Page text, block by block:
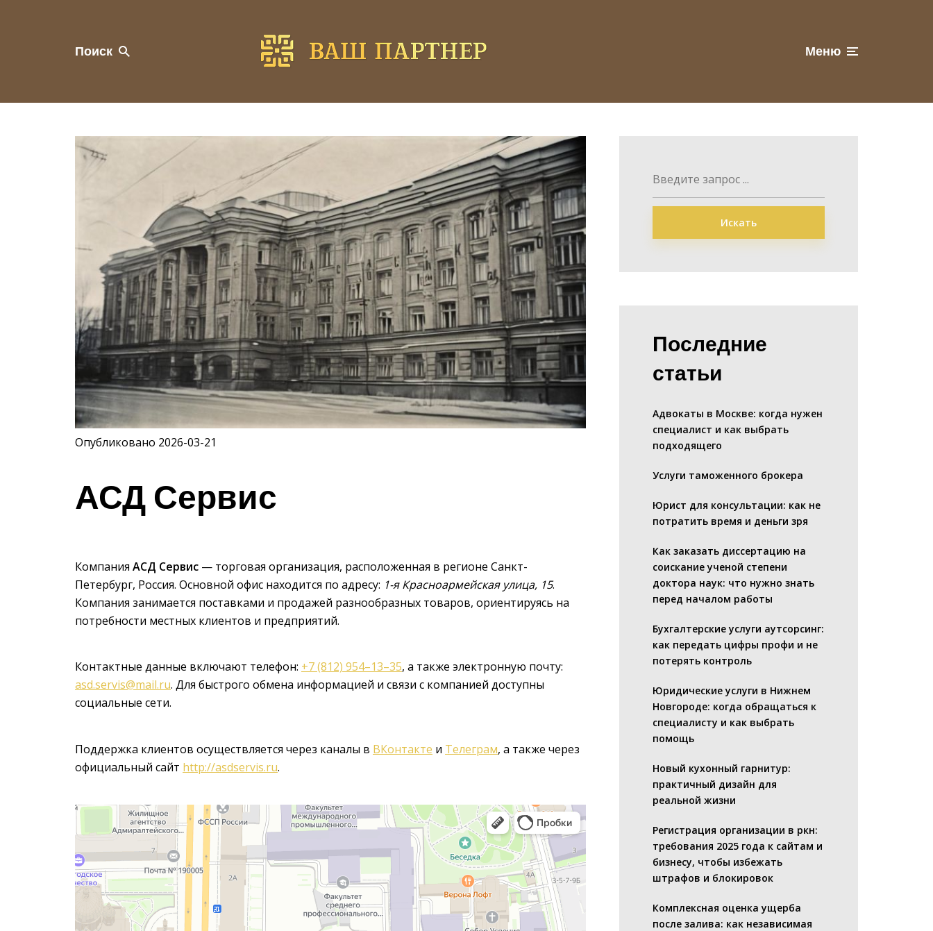
Поиск Меню
Опубликовано 2026-03-21
АСД Сервис
Компания АСД Сервис — торговая организация, расположенная в регионе Санкт-
Петербург, Россия. Основной офис находится по адресу: 1-я Красноармейская улица, 15.
Компания занимается поставками и продажей разнообразных товаров, ориентируясь на
потребности местных клиентов и предприятий.
Контактные данные включают телефон: +7 (812) 954–13–35, а также электронную почту:
asd.servis@mail.ru. Для быстрого обмена информацией и связи с компанией доступны
социальные сети.
Поддержка клиентов осуществляется через каналы в ВКонтакте и Телеграм, а также через
официальный сайт http://asdservis.ru.
Искать
Последние
статьи
Адвокаты в Москве: когда нужен
специалист и как выбрать
подходящего
Услуги таможенного брокера
Юрист для консультации: как не
потратить время и деньги зря
Как заказать диссертацию на
соискание ученой степени
доктора наук: что нужно знать
перед началом работы
Бухгалтерские услуги аутсорсинг:
как передать цифры профи и не
потерять контроль
Юридические услуги в Нижнем
Новгороде: когда обращаться к
специалисту и как выбрать
помощь
Новый кухонный гарнитур:
практичный дизайн для
реальной жизни
Регистрация организации в ркн:
требования 2025 года к сайтам и
бизнесу, чтобы избежать
штрафов и блокировок
Комплексная оценка ущерба
после залива: как независимая